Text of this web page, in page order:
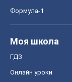
Формула-1
Моя школа
ГДЗ
Онлайн уроки